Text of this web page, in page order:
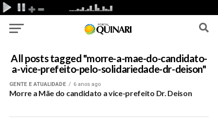
All posts tagged "morre-a-mae-do-candidato-
a-vice-prefeito-pelo-solidariedade-dr-deison"
GENTE E ATUALIDADE 6 anos ago
Morre a Mãe do candidato a vice-prefeito Dr. Deison